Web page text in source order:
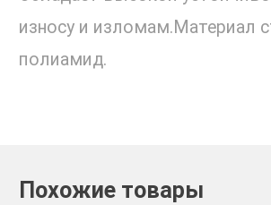
износу и изломам.Материал
полиамид.
Похожие товары